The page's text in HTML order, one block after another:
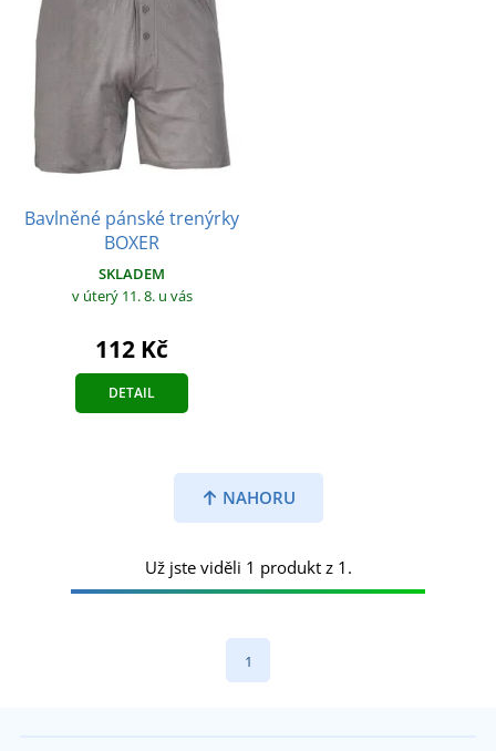
Bavlněné pánské trenýrky
BOXER
SKLADEM
v úterý 11. 8. u vás
112 Kč
DETAIL
NAHORU
Už jste viděli 1 produkt z 1.
1